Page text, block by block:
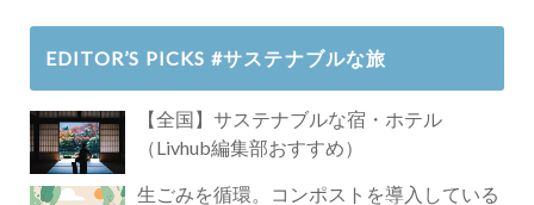
EDITOR’S PICKS #サステナブルな旅
【全国】サステナブルな宿・ホテル
（Livhub編集部おすすめ）
生ごみを循環。コンポストを導入している